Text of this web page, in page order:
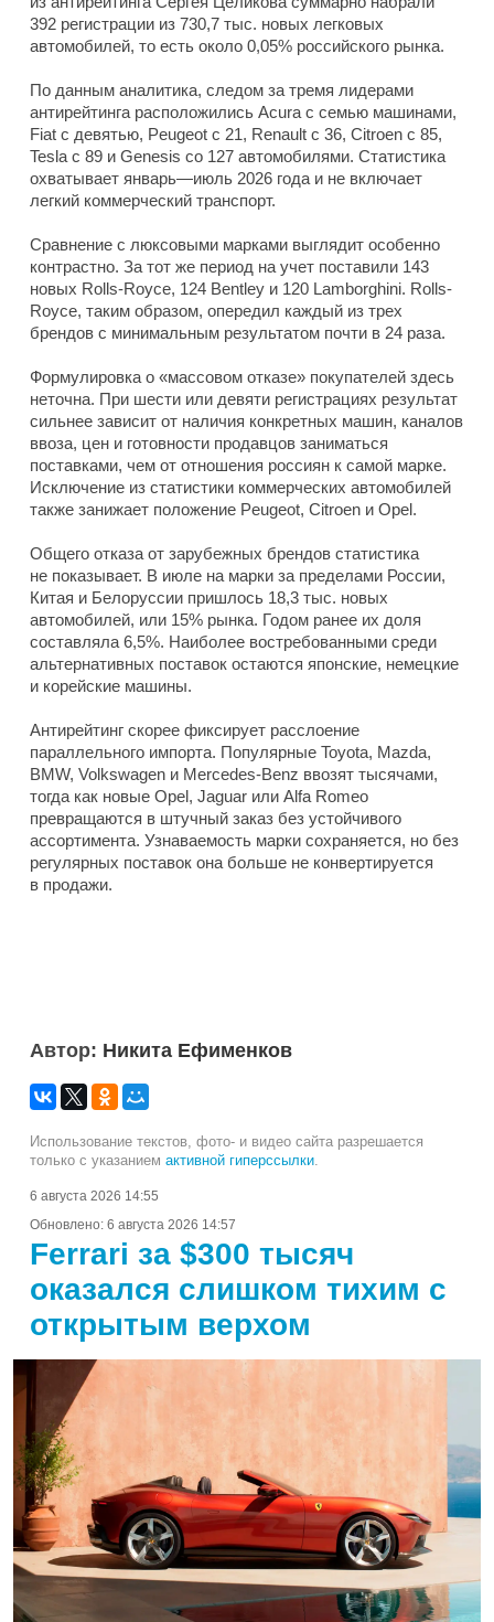
392 регистрации из 730,7 тыс. новых легковых
автомобилей, то есть около 0,05% российского рынка.
По данным аналитика, следом за тремя лидерами
антирейтинга расположились Acura с семью машинами,
Fiat с девятью, Peugeot с 21, Renault с 36, Citroen с 85,
Tesla с 89 и Genesis со 127 автомобилями. Статистика
охватывает январь—июль 2026 года и не включает
легкий коммерческий транспорт.
Сравнение с люксовыми марками выглядит особенно
контрастно. За тот же период на учет поставили 143
новых Rolls-Royce, 124 Bentley и 120 Lamborghini. Rolls-
Royce, таким образом, опередил каждый из трех
брендов с минимальным результатом почти в 24 раза.
Формулировка о «массовом отказе» покупателей здесь
неточна. При шести или девяти регистрациях результат
сильнее зависит от наличия конкретных машин, каналов
ввоза, цен и готовности продавцов заниматься
поставками, чем от отношения россиян к самой марке.
Исключение из статистики коммерческих автомобилей
также занижает положение Peugeot, Citroen и Opel.
Общего отказа от зарубежных брендов статистика
не показывает. В июле на марки за пределами России,
Китая и Белоруссии пришлось 18,3 тыс. новых
автомобилей, или 15% рынка. Годом ранее их доля
составляла 6,5%. Наиболее востребованными среди
альтернативных поставок остаются японские, немецкие
и корейские машины.
Антирейтинг скорее фиксирует расслоение
параллельного импорта. Популярные Toyota, Mazda,
BMW, Volkswagen и Mercedes-Benz ввозят тысячами,
тогда как новые Opel, Jaguar или Alfa Romeo
превращаются в штучный заказ без устойчивого
ассортимента. Узнаваемость марки сохраняется, но без
регулярных поставок она больше не конвертируется
в продажи.
Автор: Никита Ефименков
Использование текстов, фото- и видео сайта разрешается
только с указанием активной гиперссылки.
6 августа 2026 14:55
Обновлено: 6 августа 2026 14:57
Ferrari за $300 тысяч
оказался слишком тихим с
открытым верхом